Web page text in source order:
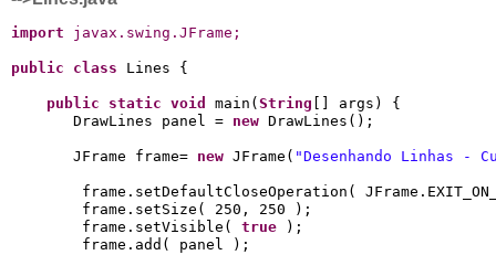
import javax . swing . JFrame ;
public class Lines {
public static void main( String [] args) {
       DrawLines panel =
new DrawLines();
       JFrame frame=
new JFrame( "Desenhando Linhas -
frame.setDefaultCloseOperation(
        frame.setSize( 250, 250 );
        frame.setVisible(
true );
        frame.add( panel );